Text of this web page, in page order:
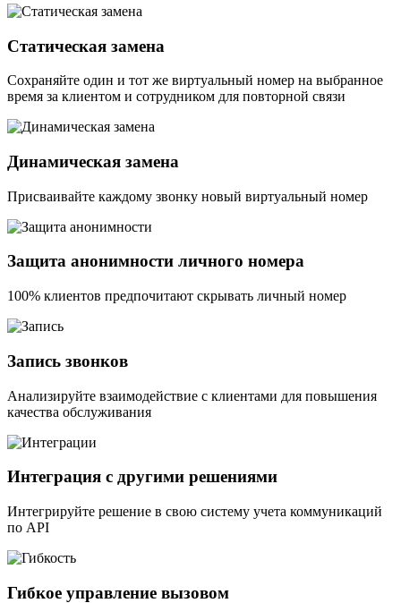
Статическая замена
Сохраняйте один и тот же виртуальный номер на выбранное
время за клиентом и сотрудником для повторной связи
Динамическая замена
Присваивайте каждому звонку новый виртуальный номер
Защита анонимности личного номера
100% клиентов предпочитают скрывать личный номер
Запись звонков
Анализируйте взаимодействие с клиентами для повышения
качества обслуживания
Интеграция с другими решениями
Интегрируйте решение в свою систему учета коммуникаций
по API
Гибкое управление вызовом